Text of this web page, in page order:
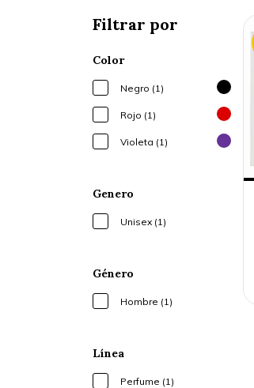
Filtrar por
Color
Negro (1)
Rojo (1)
Violeta (1)
Genero
Unisex (1)
Género
Hombre (1)
Línea
Perfume (1)